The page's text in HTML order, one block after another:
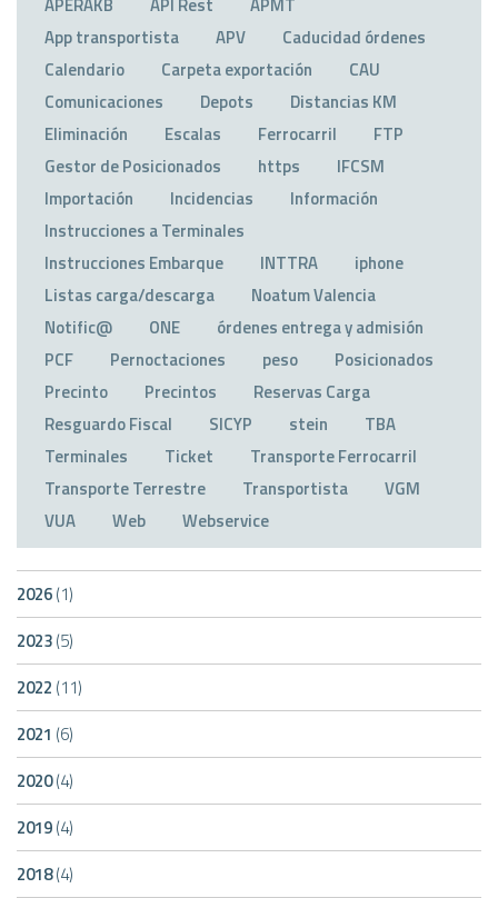
App transportista
APV
Caducidad órdenes
Calendario
Carpeta exportación
CAU
Comunicaciones
Depots
Distancias KM
Eliminación
Escalas Ferrocarril
FTP
Gestor de Posicionados
https
IFCSM
Importación
Incidencias
Información
Instrucciones a Terminales
Instrucciones Embarque
INTTRA
iphone
Listas carga/descarga
Noatum Valencia
Notific@
ONE
órdenes entrega y admisión
PCF
Pernoctaciones peso
Posicionados
Precinto
Precintos
Reservas Carga
Resguardo Fiscal
SICYP stein
TBA
Terminales
Ticket
Transporte Ferrocarril
Transporte Terrestre
Transportista
VGM
VUA
Web Webservice
2026(1)
2023(5)
2022 (11)
2021 (6)
2020(4)
2019(4)
2018(4)